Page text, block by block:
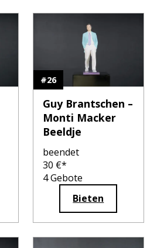
#26
Guy Brantschen –
Monti Macker
Beeldje
beendet
30 €*
4Gebote
Bieten